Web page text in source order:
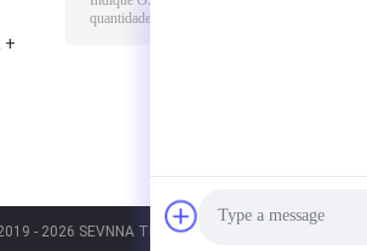
+
- 2026 SEVNNA TEXTILE. All Rights Reserved.